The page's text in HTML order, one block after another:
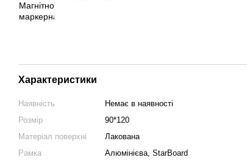
Характеристики
Наявність
Немає в наявності
Розмір
90*120
Матеріал поверхні
Лакована
Рамка
Алюмінієва, StarBoard